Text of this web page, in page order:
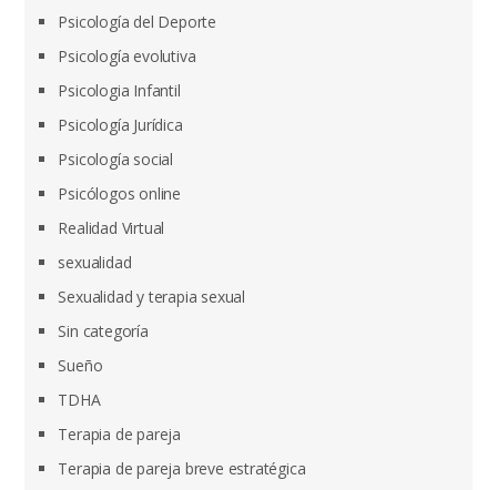
Psicología del Deporte
Psicología evolutiva
Psicologia Infantil
Psicología Jurídica
Psicología social
Psicólogos online
Realidad Virtual
sexualidad
Sexualidad y terapia sexual
Sin categoría
Sueño
TDHA
Terapia de pareja
Terapia de pareja breve estratégica